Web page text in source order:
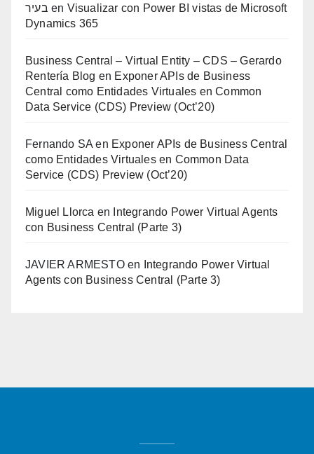
בעיר en Visualizar con Power BI vistas de Microsoft
Dynamics 365
Business Central – Virtual Entity – CDS – Gerardo
Rentería Blog en Exponer APIs de Business
Central como Entidades Virtuales en Common
Data Service (CDS) Preview (Oct’20)
Fernando SA en Exponer APIs de Business Central
como Entidades Virtuales en Common Data
Service (CDS) Preview (Oct’20)
Miguel Llorca en
Integrando Power Virtual Agents
con Business Central (Parte 3)
JAVIER ARMESTOen
Integrando Power Virtual
Agents con Business Central (Parte 3)